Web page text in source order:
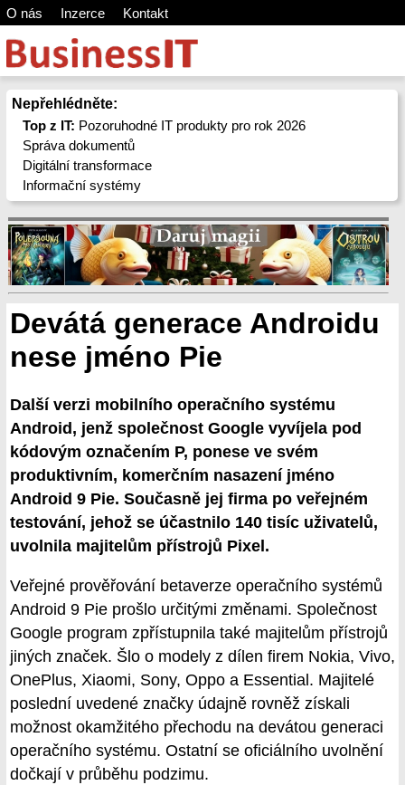
O nás Inzerce Kontakt
Nepřehlédněte:
Top z IT: Pozoruhodné IT produkty pro rok 2026
Správa dokumentů
Digitální transformace
Informační systémy
Devátá generace Androidu
nese jméno Pie
Další verzi mobilního operačního systému
Android, jenž společnost Google vyvíjela pod
kódovým označením P, ponese ve svém
produktivním, komerčním nasazení jméno
Android 9 Pie. Současně jej firma po veřejném
testování, jehož se účastnilo 140 tisíc uživatelů,
uvolnila majitelům přístrojů Pixel.
Veřejné prověřování betaverze operačního systémů
Android 9 Pie prošlo určitými změnami. Společnost
Google program zpřístupnila také majitelům přístrojů
jiných značek. Šlo o modely z dílen firem Nokia, Vivo,
OnePlus, Xiaomi, Sony, Oppo a Essential. Majitelé
poslední uvedené značky údajně rovněž získali
možnost okamžitého přechodu na devátou generaci
operačního systému. Ostatní se oficiálního uvolnění
dočkají v průběhu podzimu.